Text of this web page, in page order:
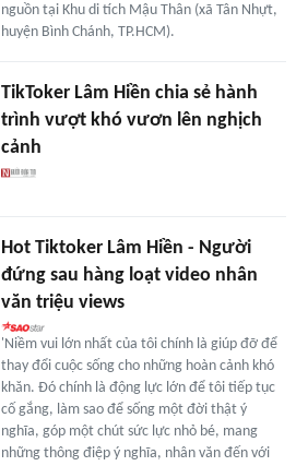
nguồn tại Khu di tích Mậu Thân (xã Tân Nhựt,
huyện Bình Chánh, TP.HCM).
TikToker Lâm Hiền chia sẻ hành
trình vượt khó vươn lên nghịch
cảnh
Hot Tiktoker Lâm Hiền - Người
đứng sau hàng loạt video nhân
văn triệu views
'Niềm vui lớn nhất của tôi chính là giúp đỡ để
thay đổi cuộc sống cho những hoàn cảnh khó
khăn. Đó chính là động lực lớn để tôi tiếp tục
cố gắng, làm sao để sống một đời thật ý
nghĩa, góp một chút sức lực nhỏ bé, mang
những thông điệp ý nghĩa, nhân văn đến với